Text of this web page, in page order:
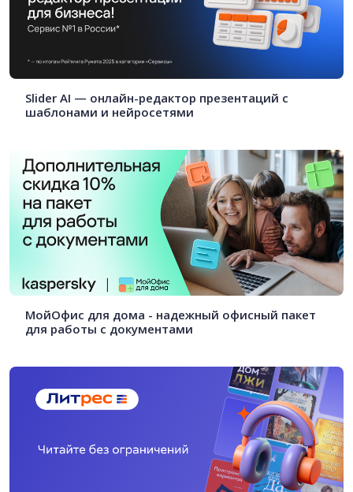
Slider AI — онлайн-редактор презентаций с
шаблонами и нейросетями
МойОфис для дома - надежный офисный пакет
для работы с документами